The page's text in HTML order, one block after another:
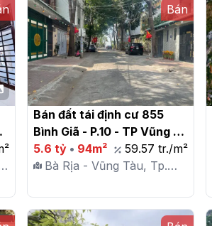
Bán
Bán đất tái định cư 855
Bình Giã - P.10 - TP Vũng
Tàu
5.6 tỷ • 94m²
59.57 tr./m²
Bà Rịa - Vũng Tàu, Tp.